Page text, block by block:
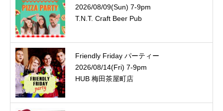
2026/08/09(Sun) 7-9pm
T.N.T. Craft Beer Pub
Friendly Friday パーティー
2026/08/14(Fri) 7-9pm
HUB 梅田茶屋町店